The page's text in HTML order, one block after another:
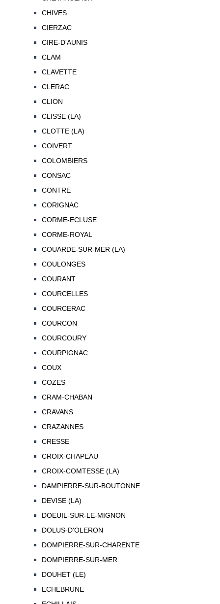
CHIVES
CIERZAC
CIRE-D'AUNIS
CLAM
CLAVETTE
CLERAC
CLION
CLISSE (LA)
CLOTTE (LA)
COIVERT
COLOMBIERS
CONSAC
CONTRE
CORIGNAC
CORME-ECLUSE
CORME-ROYAL
COUARDE-SUR-MER (LA)
COULONGES
COURANT
COURCELLES
COURCERAC
COURCON
COURCOURY
COURPIGNAC
COUX
COZES
CRAM-CHABAN
CRAVANS
CRAZANNES
CRESSE
CROIX-CHAPEAU
CROIX-COMTESSE (LA)
DAMPIERRE-SUR-BOUTONNE
DEVISE (LA)
DOEUIL-SUR-LE-MIGNON
DOLUS-D'OLERON
DOMPIERRE-SUR-CHARENTE
DOMPIERRE-SUR-MER
DOUHET (LE)
ECHEBRUNE